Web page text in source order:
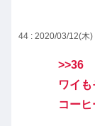
44 : 2020/03/12(木
>>36
ワイ
コー